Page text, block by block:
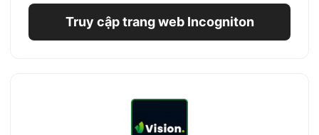
Truy cập trang web Incogniton